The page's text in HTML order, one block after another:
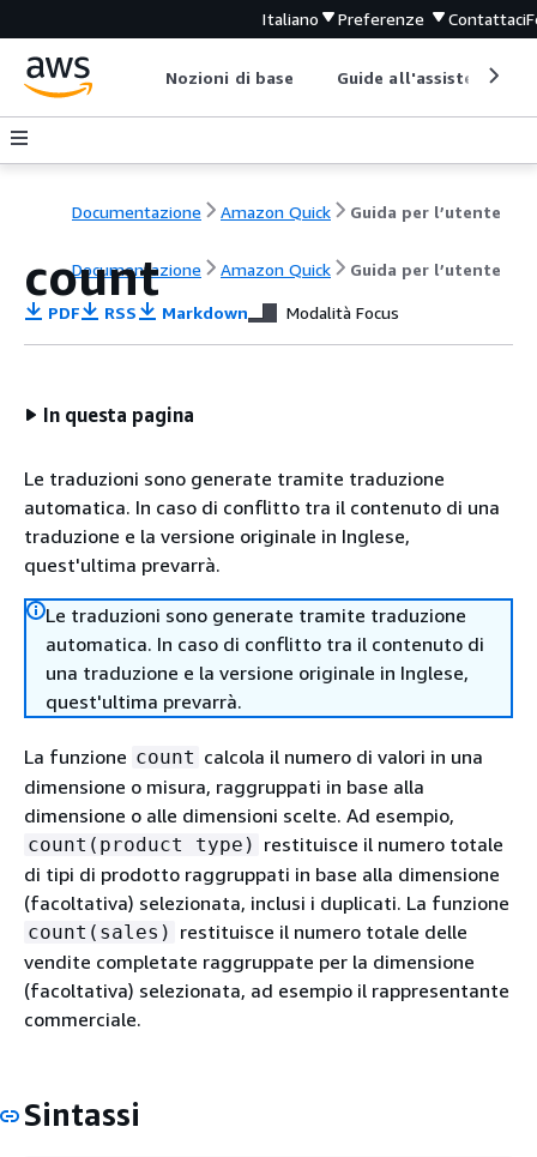
Italiano Preferenze Contattaci
Nozioni di base Guide all'assistenza
Documentazione Amazon Quick Guida per l’utente
Documentazione Amazon Quick Guida per l’utente
count
PDF RSS Markdown Modalità Focus
In questa pagina
Le traduzioni sono generate tramite traduzione
automatica. In caso di conflitto tra il contenuto di una
traduzione e la versione originale in Inglese,
quest'ultima prevarrà.
Le traduzioni sono generate tramite traduzione
automatica. In caso di conflitto tra il contenuto di
una traduzione e la versione originale in Inglese,
quest'ultima prevarrà.
La funzione count calcola il numero di valori in una
dimensione o misura, raggruppati in base alla
dimensione o alle dimensioni scelte. Ad esempio,
count(product type) restituisce il numero totale
di tipi di prodotto raggruppati in base alla dimensione
(facoltativa) selezionata, inclusi i duplicati. La funzione
count(sales) restituisce il numero totale delle
vendite completate raggruppate per la dimensione
(facoltativa) selezionata, ad esempio il rappresentante
commerciale.
Sintassi